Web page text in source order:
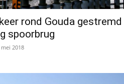
rond Gouda
spoorbrug
mei 2018